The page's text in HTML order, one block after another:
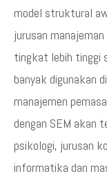
model struktural
jurusan
tingkat lebih tinggi
banyak digunakan
manajemen
dengan SEM akan
psikologi, jurusan
informatika dan